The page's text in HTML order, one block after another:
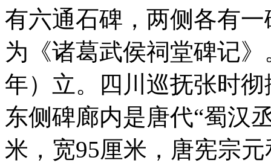
有六通石碑，两侧各有
为《诸葛武侯祠堂碑记
年）立。四川巡抚张时
东侧碑廊内是唐代“蜀汉
米，宽95厘米，唐宪宗